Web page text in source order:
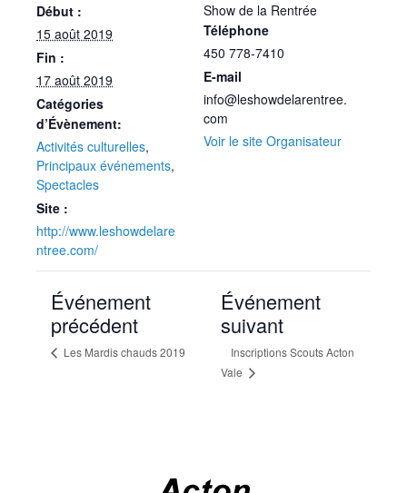
Début :
15 août 2019
Fin :
17 août 2019
Catégories
d’Évènement:
Activités culturelles,
Principaux événements,
Spectacles
Site :
http://www.leshowdelare
ntree.com/
Show de la Rentrée
Téléphone
450 778-7410
E-mail
info@leshowdelarentree.
com
Voir le site Organisateur
Événement
précédent
Les Mardis chauds 2019
Événement
suivant
Inscriptions Scouts Acton
Vale